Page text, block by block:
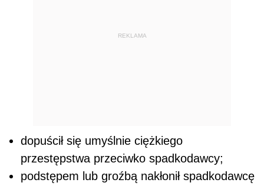
REKLAMA
dopuścił się umyślnie ciężkiego
przestępstwa przeciwko spadkodawcy;
podstępem lub groźbą nakłonił spadkodawcę